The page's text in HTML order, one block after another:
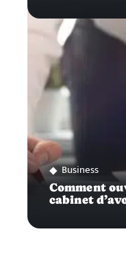
Business
Comment
cabinet